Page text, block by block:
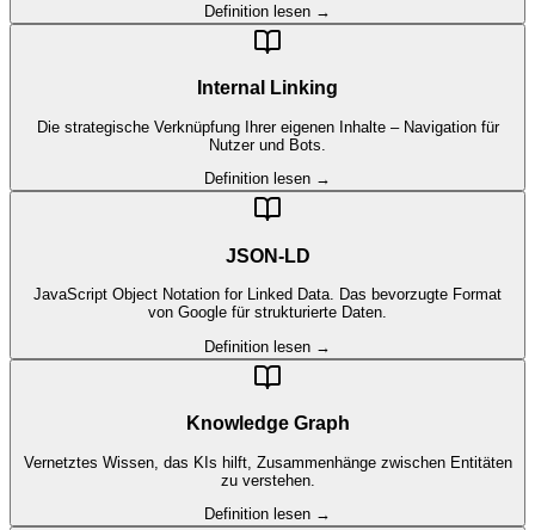
Definition lesen →
Internal Linking
Die strategische Verknüpfung Ihrer eigenen Inhalte – Navigation für
Nutzer und Bots.
Definition lesen →
JSON-LD
JavaScript Object Notation for Linked Data. Das bevorzugte Format
von Google für strukturierte Daten.
Definition lesen →
Knowledge Graph
Vernetztes Wissen, das KIs hilft, Zusammenhänge zwischen Entitäten
zu verstehen.
Definition lesen →